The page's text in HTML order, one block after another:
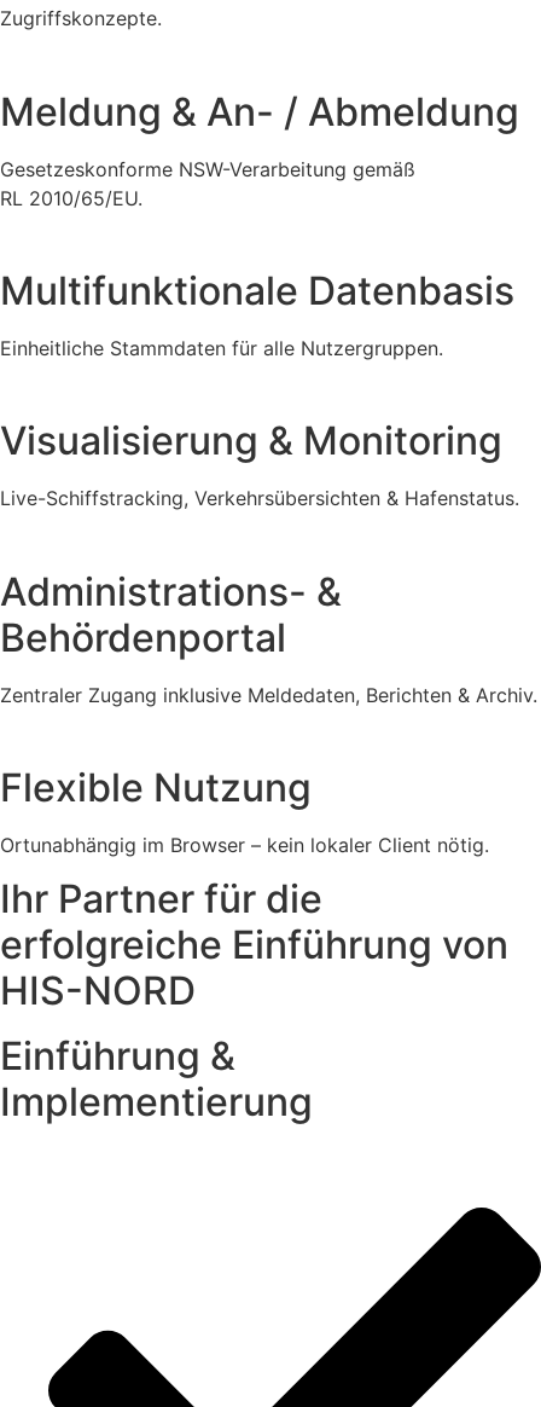
Zugriffskonzepte.
Meldung & An- / Abmeldung
Gesetzeskonforme NSW-Verarbeitung gemäß
RL 2010/65/EU.
Multifunktionale Datenbasis
Einheitliche Stammdaten für alle Nutzergruppen.
Visualisierung & Monitoring
Live-Schiffstracking, Verkehrsübersichten & Hafenstatus.
Administrations- &
Behördenportal
Zentraler Zugang inklusive Meldedaten, Berichten & Archiv.
Flexible Nutzung
Ortunabhängig im Browser – kein lokaler Client nötig.
Ihr Partner für die
erfolgreiche Einführung von
HIS-NORD
Einführung &
Implementierung